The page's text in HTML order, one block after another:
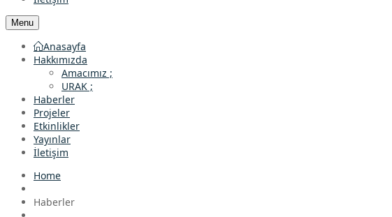
Menu
Anasayfa
Hakkımızda
Amacımız ;
URAK ;
Haberler
Projeler
Etkinlikler
Yayınlar
İletişim
Home
Haberler